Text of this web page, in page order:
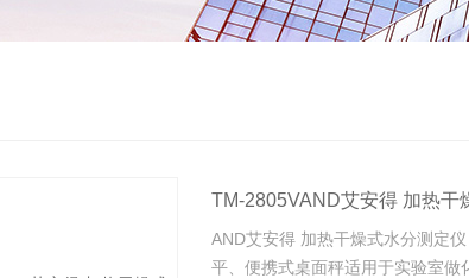
TM-2805VAND艾安得 加热干
AND艾安得 加热干燥式水分测定
平、便携式桌面秤适用于实验室